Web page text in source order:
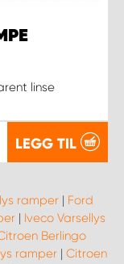
linse
LEGG TIL
ramper | Ford
| Iveco Varsellys
Berlingo
ramper| Citroen